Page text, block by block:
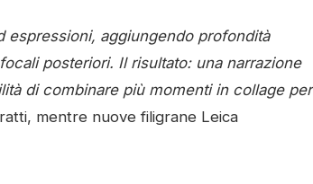
aggiungendo profondità
posteriori. Il risultato: una narrazione
di combinare più momenti in collage per
mentre nuove filigrane Leica